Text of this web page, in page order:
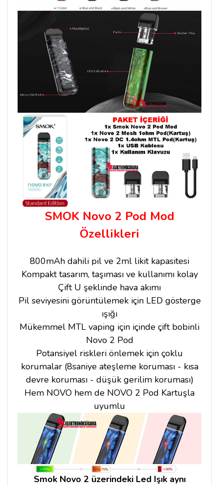
SMOK Novo 2 Pod Mod
Özellikleri
800mAh dahili pil ve 2ml likit kapasitesi
Kompakt tasarım, taşıması ve kullanımı kolay
Çift U şeklinde hava akımı
Pil seviyesini görüntülemek için LED gösterge
ışığı
Mükemmel MTL vaping için içinde çift bobinli
Novo 2 Pod
Potansiyel riskleri önlemek için çoklu
korumalar (8saniye ateşleme koruması - kısa
devre koruması - düşük gerilim koruması)
Hem NOVO hem de NOVO 2 Pod Kartuşla
uyumlu
Smok Novo 2 üzerindeki Led Işık aynı